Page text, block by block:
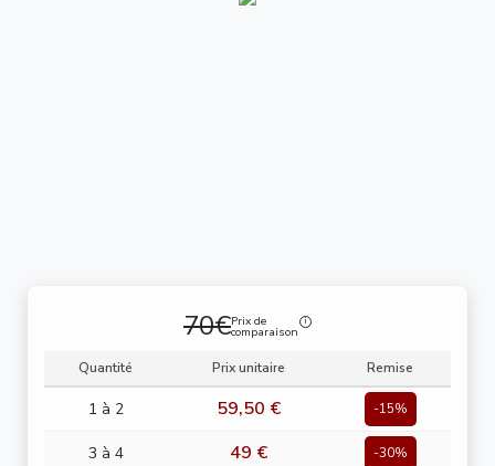
70€Prix de
comparaison
Quantité Prix unitaire Remise
1 à 2 59,50 € -15%
3 à 4 49 € -30%